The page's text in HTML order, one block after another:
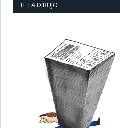
TE LA DIBUJO